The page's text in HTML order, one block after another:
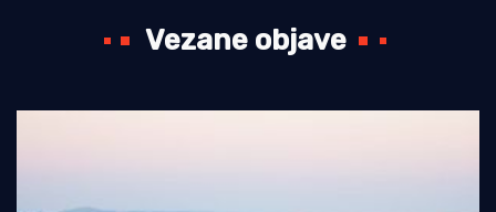
Vezane objave